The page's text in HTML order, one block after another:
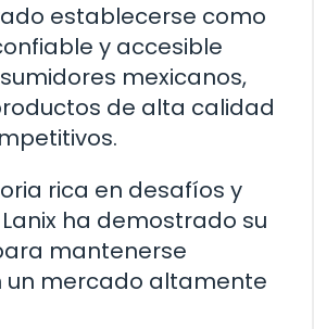
establecerse como
y accesible
mexicanos,
de alta calidad
rica en desafíos y
ha demostrado su
mantenerse
un mercado altamente